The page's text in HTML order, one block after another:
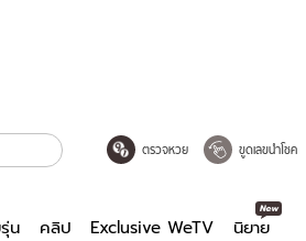
ตรวจหวย ขูดเลขนำโชค
น คลิป Exclusive WeTV นิยาย